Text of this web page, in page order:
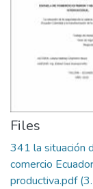
Files
341 la situación
comercio
productiva.pdf